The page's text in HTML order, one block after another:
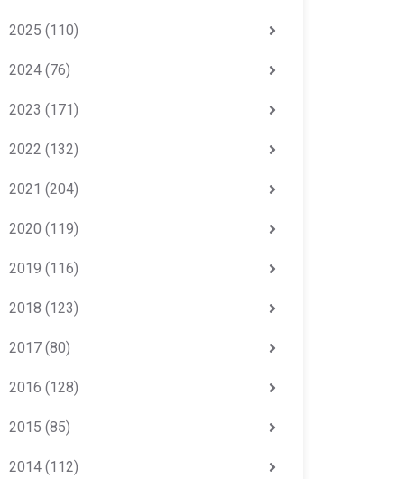
2025 (110)
2024 (76)
2023 (171)
2022 (132)
2021 (204)
2020 (119)
2019 (116)
2018 (123)
2017 (80)
2016 (128)
2015 (85)
2014 (112)